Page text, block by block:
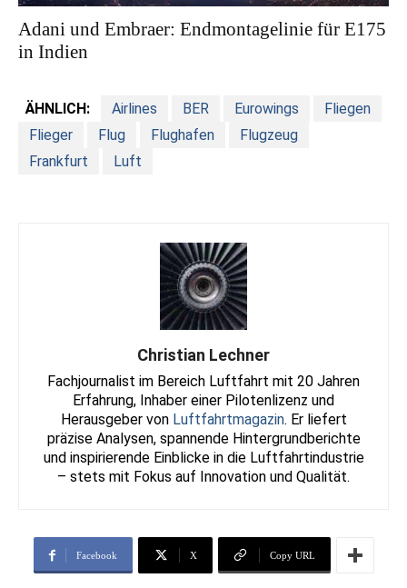
Adani und Embraer: Endmontagelinie für E175
in Indien
ÄHNLICH: Airlines BER Eurowings
Fliegen
Flieger
Flug Flughafen
Flugzeug
Frankfurt
Luft
Christian Lechner
Fachjournalist im Bereich Luftfahrt mit 20 Jahren
Erfahrung, Inhaber einer Pilotenlizenz und
Herausgeber von Luftfahrtmagazin. Er liefert
präzise Analysen, spannende Hintergrundberichte
und inspirierende Einblicke in die Luftfahrtindustrie
– stets mit Fokus auf Innovation und Qualität.
Facebook X Copy URL